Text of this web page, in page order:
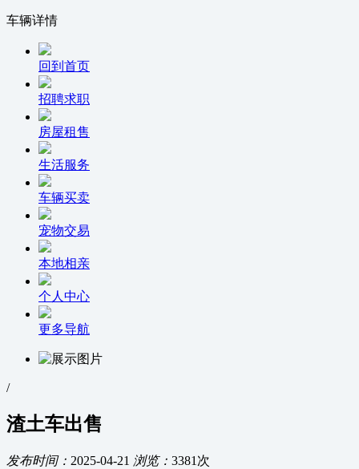
车辆详情
回到首页
招聘求职
房屋租售
生活服务
车辆买卖
宠物交易
本地相亲
个人中心
更多导航
/
渣土车出售
发布时间： 2025-04-21 浏览： 3381次